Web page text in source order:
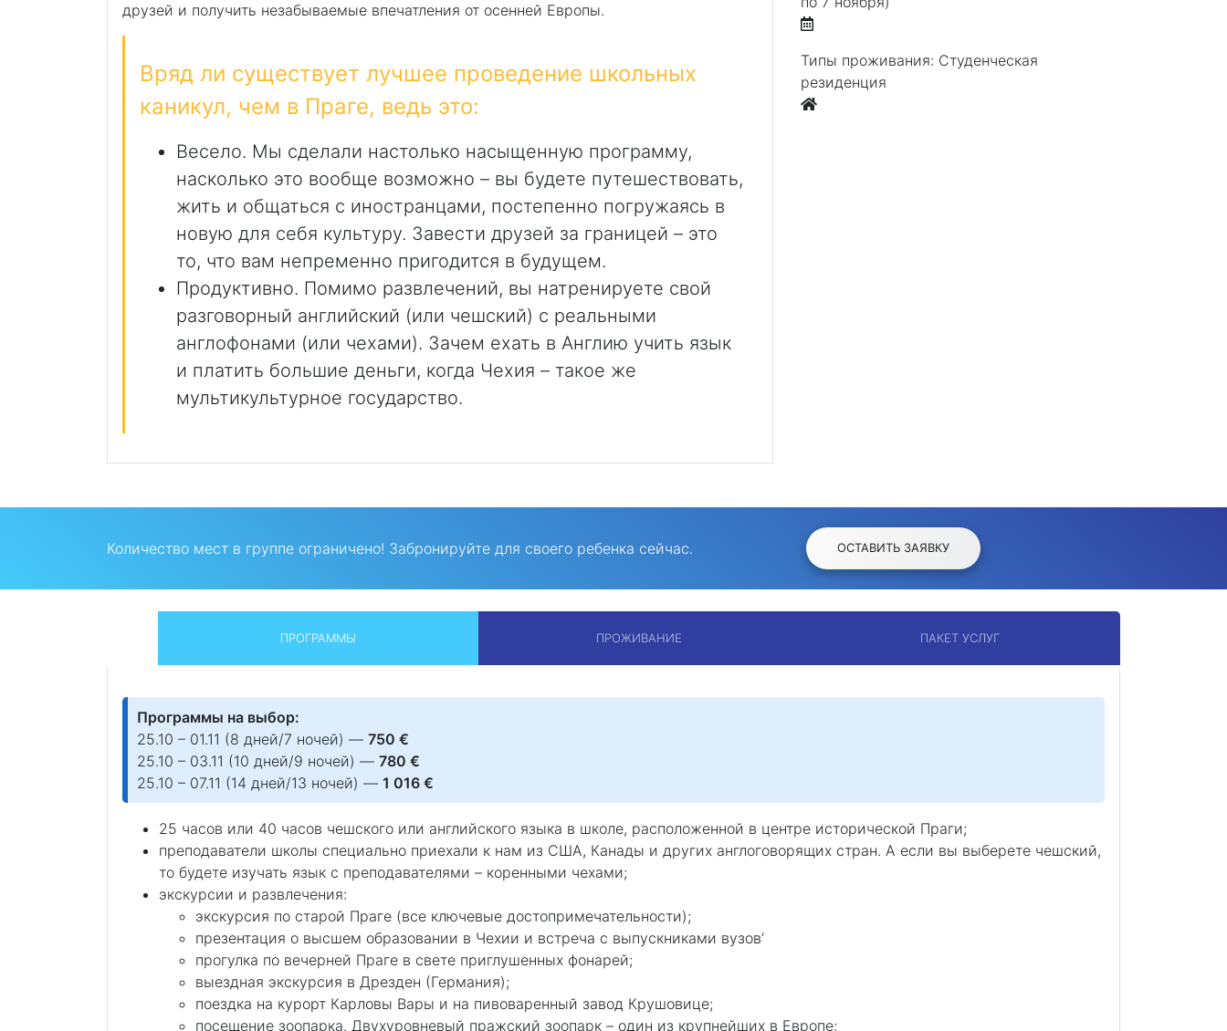
друзей и получить незабываемые впечатления от осенней Европы.
Вряд ли существует лучшее проведение школьных
каникул, чем в Праге, ведь это:
Весело. Мы сделали настолько насыщенную программу,
насколько это вообще возможно – вы будете путешествовать,
жить и общаться с иностранцами, постепенно погружаясь в
новую для себя культуру. Завести друзей за границей – это
то, что вам непременно пригодится в будущем.
Продуктивно. Помимо развлечений, вы натренируете свой
разговорный английский (или чешский) с реальными
англофонами (или чехами). Зачем ехать в Англию учить язык
и платить большие деньги, когда Чехия – такое же
мультикультурное государство.
Типы проживания: Студенческая
резиденция
Количество мест в группе ограничено! Забронируйте для своего ребенка сейчас. ОСТАВИТЬ ЗАЯВКУ
ПРОГРАММЫ ПРОЖИВАНИЕ ПАКЕТ УСЛУГ
Программы на выбор:
25.10 – 01.11 (8 дней/7 ночей) — 750 €
25.10 – 03.11 (10 дней/9 ночей) — 780 €
25.10 – 07.11 (14 дней/13 ночей) — 1 016 €
25 часов или 40 часов чешского или английского языка в школе, расположенной в центре исторической Праги;
преподаватели школы специально приехали к нам из США, Канады и других англоговорящих стран. А если вы выберете чешский,
то будете изучать язык с преподавателями – коренными чехами;
экскурсии и развлечения:
экскурсия по старой Праге (все ключевые достопримечательности);
презентация о высшем образовании в Чехии и встреча с выпускниками вузов’
прогулка по вечерней Праге в свете приглушенных фонарей;
выездная экскурсия в Дрезден (Германия);
поездка на курорт Карловы Вары и на пивоваренный завод Крушовице;
посещение зоопарка. Двухуровневый пражский зоопарк – один из крупнейших в Европе;